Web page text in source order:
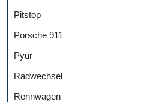
Pitstop
Porsche 911
Pyur
Radwechsel
Rennwagen